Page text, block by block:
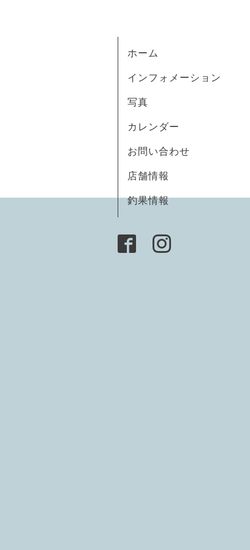
ホーム
インフォメーション
写真
カレンダー
お問い合わせ
店舗情報
釣果情報